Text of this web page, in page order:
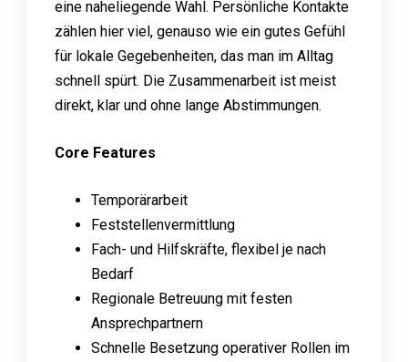
eine naheliegende Wahl. Persönliche Kontakte
zählen hier viel, genauso wie ein gutes Gefühl
für lokale Gegebenheiten, das man im Alltag
schnell spürt. Die Zusammenarbeit ist meist
direkt, klar und ohne lange Abstimmungen.
Core Features
Temporärarbeit
Feststellenvermittlung
Fach- und Hilfskräfte, flexibel je nach
Bedarf
Regionale Betreuung mit festen
Ansprechpartnern
Schnelle Besetzung operativer Rollen im